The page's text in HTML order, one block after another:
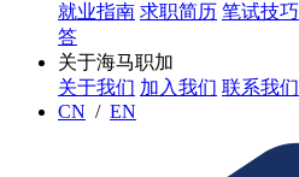
就业指南 求职简历 笔试技巧
答
关于海马职加
关于我们 加入我们 联系我们
CN / EN